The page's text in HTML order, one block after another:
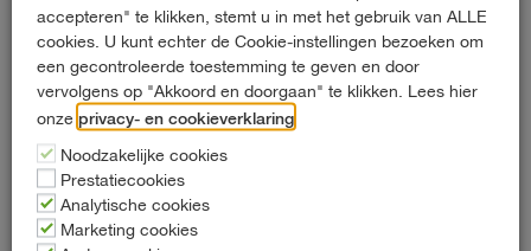
fouten bevatten.
Contact
Zeppelinstraat 65
2652 XB Berkel en Rodenrijs
accepteren" te klikken, stemt u in met het gebruik van ALLE
cookies. U kunt echter de Cookie-instellingen bezoeken om
een gecontroleerde toestemming te geven en door
vervolgens op "Akkoord en doorgaan" te klikken. Lees hier
onze privacy- en cookieverklaring
Noodzakelijke cookies
Prestatiecookies
Analytische cookies
Marketing cookies